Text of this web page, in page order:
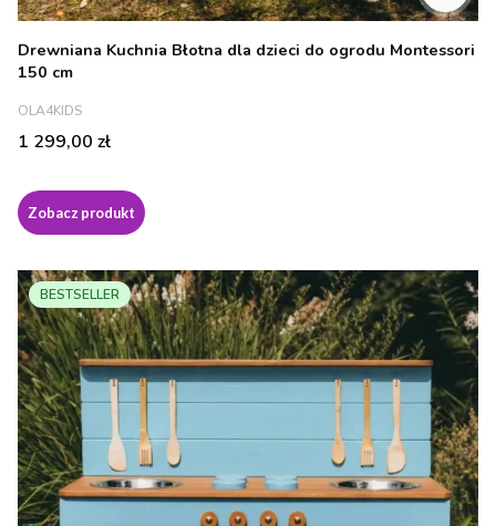
Drewniana Kuchnia Błotna dla dzieci do ogrodu Montessori
150 cm
PRODUCENT
OLA4KIDS
Cena
1 299,00 zł
Zobacz produkt
BESTSELLER